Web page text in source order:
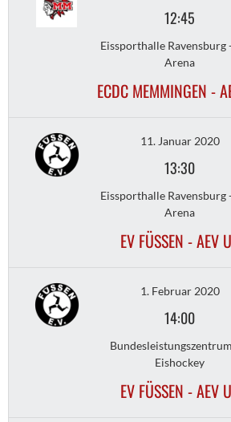
12:45
Eissporthalle Ravensburg
Arena
ECDC MEMMINGEN -
11. Januar 2020
13:30
Eissporthalle Ravensburg
Arena
EV FÜSSEN - AEV
1. Februar 2020
14:00
Eishockey
EV FÜSSEN - AEV